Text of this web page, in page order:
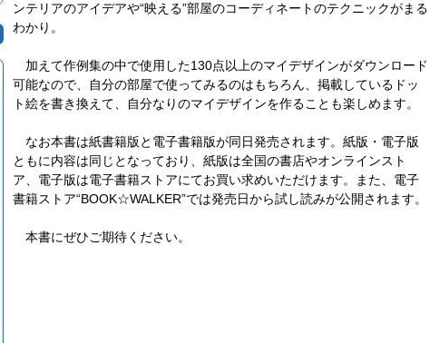
ンテリアのアイデアや“映える”部屋のコーディネートのテクニックがまる
わかり。
加えて作例集の中で使用した130点以上のマイデザインがダウンロード
可能なので、自分の部屋で使ってみるのはもちろん、掲載しているドッ
ト絵を書き換えて、自分なりのマイデザインを作ることも楽しめます。
なお本書は紙書籍版と電子書籍版が同日発売されます。紙版・電子版
ともに内容は同じとなっており、紙版は全国の書店やオンラインスト
ア、電子版は電子書籍ストアにてお買い求めいただけます。また、電子
書籍ストア“BOOK☆WALKER”では発売日から試し読みが公開されます。
本書にぜひご期待ください。